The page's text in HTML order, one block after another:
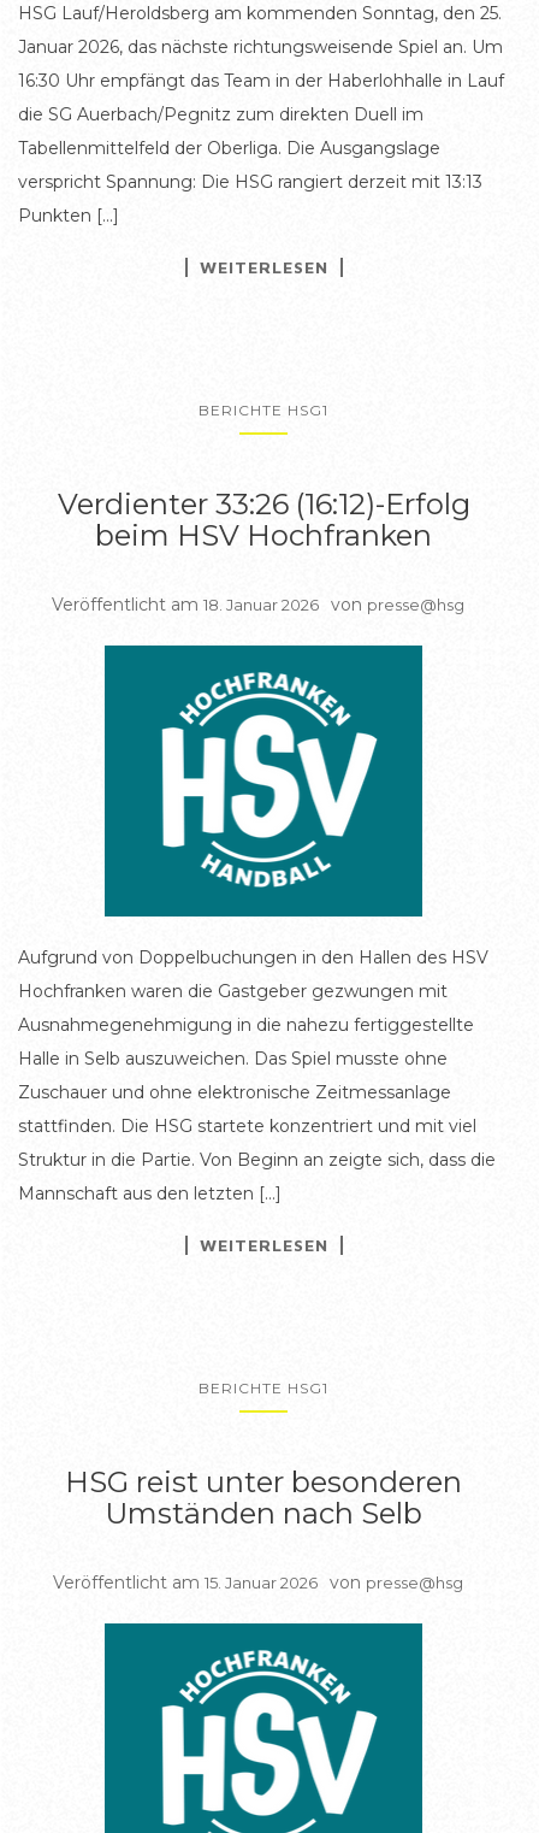
HSG Lauf/Heroldsberg am kommenden Sonntag, den 25.
Januar 2026, das nächste richtungsweisende Spiel an. Um
16:30 Uhr empfängt das Team in der Haberlohhalle in Lauf
die SG Auerbach/Pegnitz zum direkten Duell im
Tabellenmittelfeld der Oberliga. Die Ausgangslage
verspricht Spannung: Die HSG rangiert derzeit mit 13:13
Punkten […]
WEITERLESEN
BERICHTE HSG1
Verdienter 33:26 (16:12)-Erfolg
beim HSV Hochfranken
Veröffentlicht am 18. Januar 2026 von presse@hsg
Aufgrund von Doppelbuchungen in den Hallen des HSV
Hochfranken waren die Gastgeber gezwungen mit
Ausnahmegenehmigung in die nahezu fertiggestellte
Halle in Selb auszuweichen. Das Spiel musste ohne
Zuschauer und ohne elektronische Zeitmessanlage
stattfinden. Die HSG startete konzentriert und mit viel
Struktur in die Partie. Von Beginn an zeigte sich, dass die
Mannschaft aus den letzten […]
WEITERLESEN
BERICHTE HSG1
HSG reist unter besonderen
Umständen nach Selb
Veröffentlicht am 15. Januar 2026 von presse@hsg